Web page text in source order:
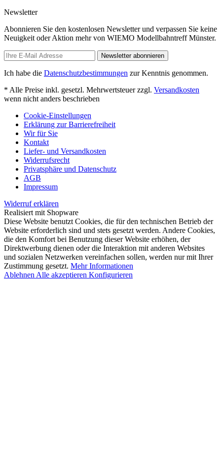
Newsletter
Abonnieren Sie den kostenlosen Newsletter und verpassen Sie keine
Neuigkeit oder Aktion mehr von WIEMO Modellbahntreff Münster.
Newsletter abonnieren
Ich habe die Datenschutzbestimmungen zur Kenntnis genommen.
* Alle Preise inkl. gesetzl. Mehrwertsteuer zzgl. Versandkosten
wenn nicht anders beschrieben
Cookie-Einstellungen
Erklärung zur Barrierefreiheit
Wir für Sie
Kontakt
Liefer- und Versandkosten
Widerrufsrecht
Privatsphäre und Datenschutz
AGB
Impressum
Widerruf erklären
Realisiert mit Shopware
Diese Website benutzt Cookies, die für den technischen Betrieb der
Website erforderlich sind und stets gesetzt werden. Andere Cookies,
die den Komfort bei Benutzung dieser Website erhöhen, der
Direktwerbung dienen oder die Interaktion mit anderen Websites
und sozialen Netzwerken vereinfachen sollen, werden nur mit Ihrer
Zustimmung gesetzt. Mehr Informationen
Ablehnen Alle akzeptieren Konfigurieren